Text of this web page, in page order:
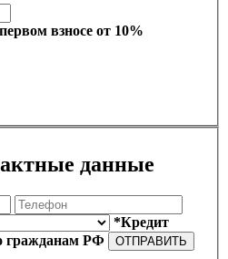
взносе от 10%
данные
*Кредит
гражданам РФ
ОТПРАВИТЬ